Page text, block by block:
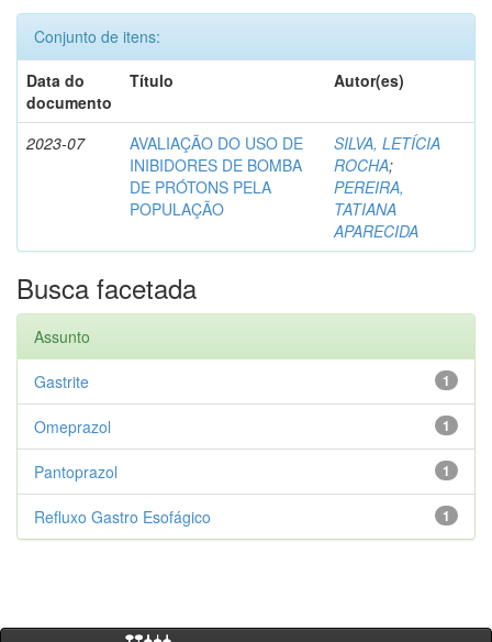
Conjunto de itens:
Data do
documento
Título Autor(es)
2023-07
AVALIAÇÃO DO USO DE
INIBIDORES DE BOMBA
DE PRÓTONS PELA
POPULAÇÃO
SILVA, LETÍCIA
ROCHA;
PEREIRA,
TATIANA
APARECIDA
Busca facetada
Assunto
1
Gastrite
1
Omeprazol
1
Pantoprazol
1
Refluxo Gastro Esofágico